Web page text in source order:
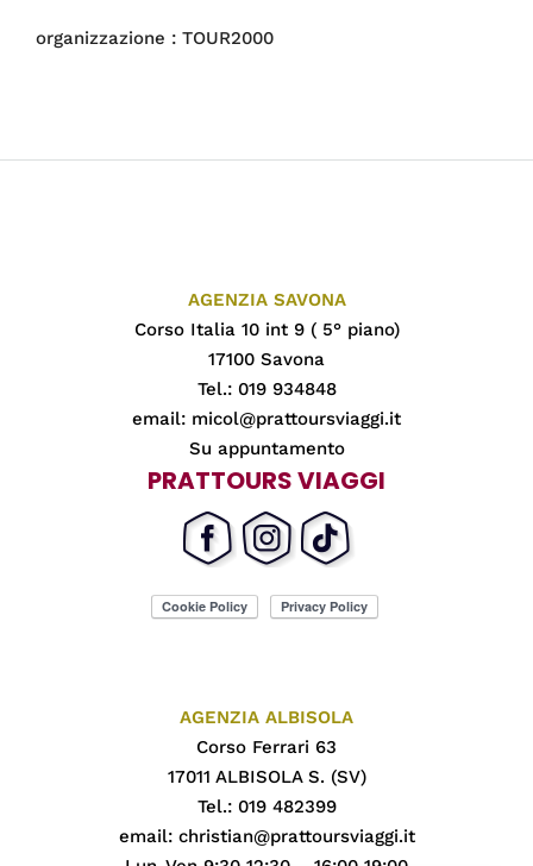
organizzazione : TOUR2000
AGENZIA SAVONA
Corso Italia 10 int 9 ( 5° piano)
17100 Savona
Tel.: 019 934848
email: micol@prattoursviaggi.it
Su appuntamento
PRATTOURS VIAGGI
AGENZIA ALBISOLA
Corso Ferrari 63
17011 ALBISOLA S. (SV)
Tel.: 019 482399
email: christian@prattoursviaggi.it